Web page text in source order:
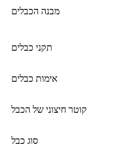
מבנה הכבלים
תקני כבלים
אימות כבלים
קוטר חיצוני של הכבל
סוג כבל